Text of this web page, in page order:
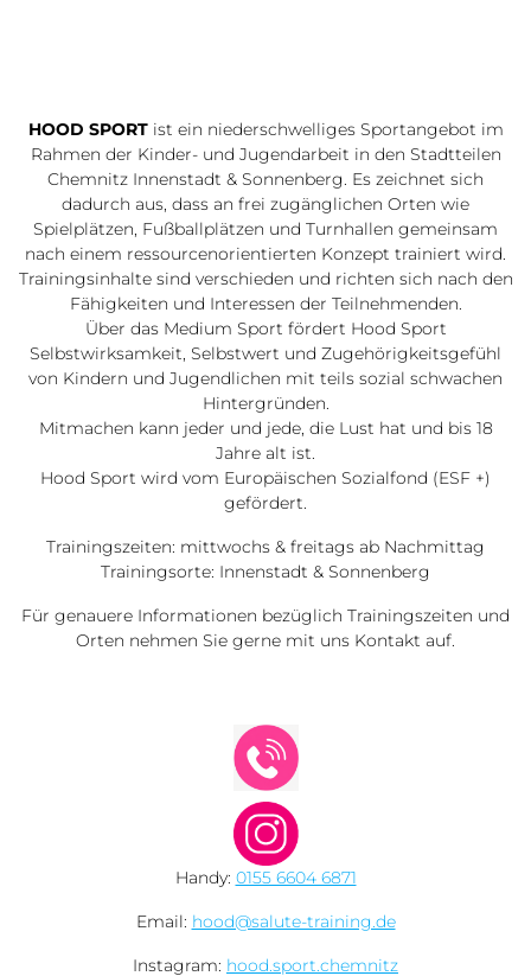
HOOD SPORTist ein niederschwelliges Sportangebot im
Rahmen der Kinder- und Jugendarbeit in den Stadtteilen
Chemnitz Innenstadt & Sonnenberg. Es zeichnet sich
dadurch aus, dass an frei zugänglichen Orten wie
Spielplätzen, Fußballplätzen und Turnhallen gemeinsam
nach einem ressourcenorientierten Konzept trainiert wird.
Trainingsinhalte sind verschieden und richten sich nach den
Fähigkeiten und Interessen der Teilnehmenden.
Über das Medium Sport fördert Hood Sport
Selbstwirksamkeit, Selbstwert und Zugehörigkeitsgefühl
von Kindern und Jugendlichen mit teils sozial schwachen
Hintergründen.
Mitmachen kann jeder und jede, die Lust hat und bis 18
Jahre alt ist.
Hood Sport wird vom Europäischen Sozialfond (ESF +)
gefördert.
Trainingszeiten: mittwochs & freitags ab Nachmittag
Trainingsorte: Innenstadt & Sonnenberg
Für genauere Informationen bezüglich Trainingszeiten und
Orten nehmen Sie gerne mit uns Kontakt auf.
Handy: 0155 6604 6871
Email: hood@salute-training.de
Instagram: hood.sport.chemnitz